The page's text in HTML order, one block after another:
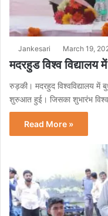
Jankesari March 19,
मदरहुड विश्व विद्यालय
रुड़की। मदरहुद विश्वविद्यालय में
शुरुआत हुई। जिसका शुभारंभ
Read More »